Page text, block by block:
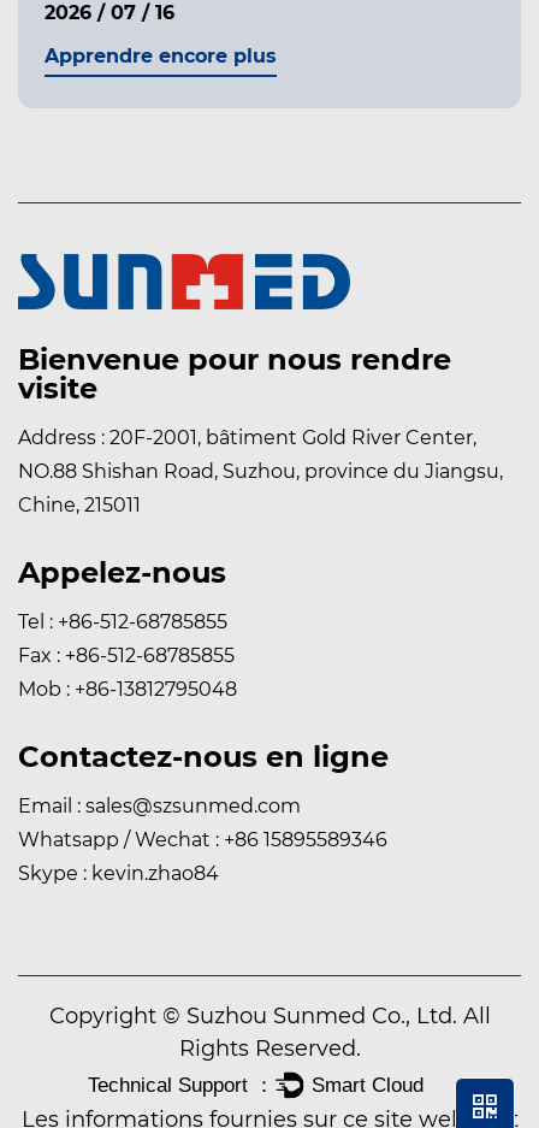
2026 / 07 / 16
Apprendre encore plus
Bienvenue pour nous rendre
visite
Address : 20F-2001, bâtiment Gold River Center,
NO.88 Shishan Road, Suzhou, province du Jiangsu,
Chine, 215011
Appelez-nous
Tel : +86-512-68785855
Fax : +86-512-68785855
Mob : +86-13812795048
Contactez-nous en ligne
Email : sales@szsunmed.com
Whatsapp / Wechat : +86 15895589346
Skype : kevin.zhao84
Copyright © Suzhou Sunmed Co., Ltd. All
Rights Reserved.
Les informations fournies sur ce site web sont